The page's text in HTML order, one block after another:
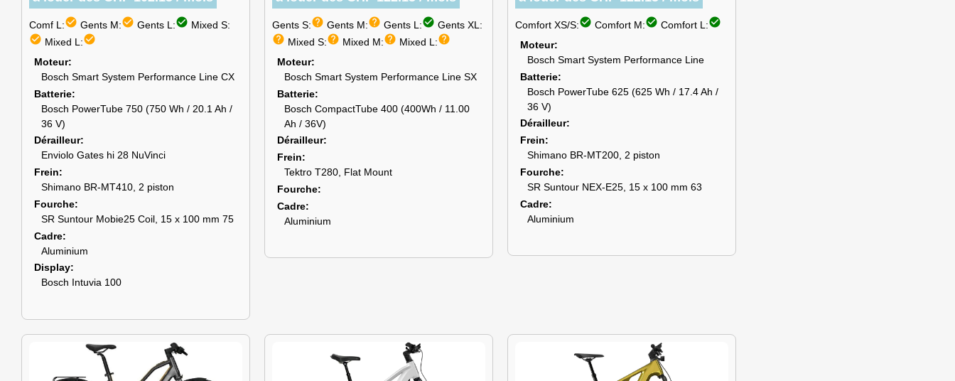
Comf L:check_circle Gents M:check_circle Gents L:check_circle Mixed S:
check_circle Mixed L:check_circle
Moteur
Bosch Smart System Performance Line CX
Batterie
Bosch PowerTube 750 (750 Wh / 20.1 Ah /
36 V)
Dérailleur
Enviolo Gates hi 28 NuVinci
Frein
Shimano BR-MT410, 2 piston
Fourche
SR Suntour Mobie25 Coil, 15 x 100 mm 75
Cadre
Aluminium
Display
Bosch Intuvia 100
Gents S:help Gents M:help Gents L:check_circle Gents XL:
help Mixed S:help Mixed M:help Mixed L:help
Moteur
Bosch Smart System Performance Line SX
Batterie
Bosch CompactTube 400 (400Wh / 11.00
Ah / 36V)
Dérailleur
Frein
Tektro T280, Flat Mount
Fourche
Cadre
Aluminium
Comfort XS/S:check_circle Comfort M:check_circle Comfort L:check_circle
Moteur
Bosch Smart System Performance Line
Batterie
Bosch PowerTube 625 (625 Wh / 17.4 Ah /
36 V)
Dérailleur
Frein
Shimano BR-MT200, 2 piston
Fourche
SR Suntour NEX-E25, 15 x 100 mm 63
Cadre
Aluminium